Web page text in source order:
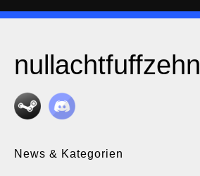
nullachtfuffzehn
News & Kategorien